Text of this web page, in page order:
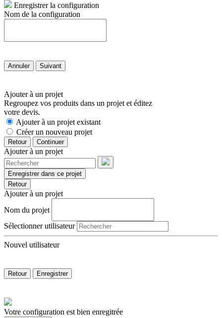
Enregistrer la configuration
Nom de la configuration
Annuler Suivant
Ajouter à un projet
Regroupez vos produits dans un projet et éditez
votre devis.
Ajouter à un projet existant
Créer un nouveau projet
Retour Continuer
Ajouter à un projet
Enregistrer dans ce projet
Retour
Ajouter à un projet
Nom du projet
Sélectionner utilisateur
Nouvel utilisateur
Retour Enregistrer
Votre configuration est bien enregitrée